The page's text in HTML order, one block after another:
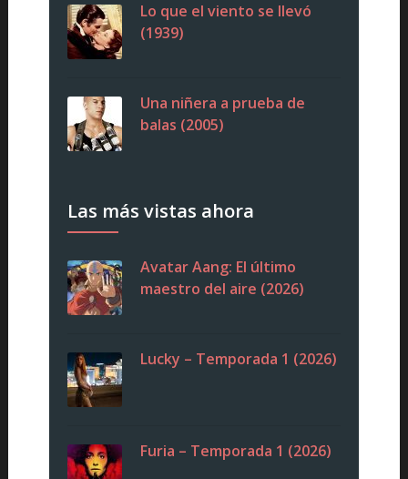
Lo que el viento se llevó
(1939)
Una niñera a prueba de
balas (2005)
Las más vistas ahora
Avatar Aang: El último
maestro del aire (2026)
Lucky – Temporada 1 (2026)
Furia – Temporada 1 (2026)